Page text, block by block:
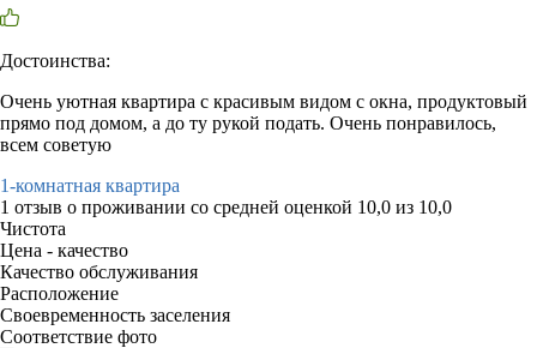
Достоинства:
Очень уютная квартира с красивым видом с окна, продуктовый
прямо под домом, а до ту рукой подать. Очень понравилось,
всем советую
1-комнатная квартира
1 отзыв о проживании со средней оценкой 10,0 из 10,0
Чистота
Цена - качество
Качество обслуживания
Расположение
Своевременность заселения
Соответствие фото